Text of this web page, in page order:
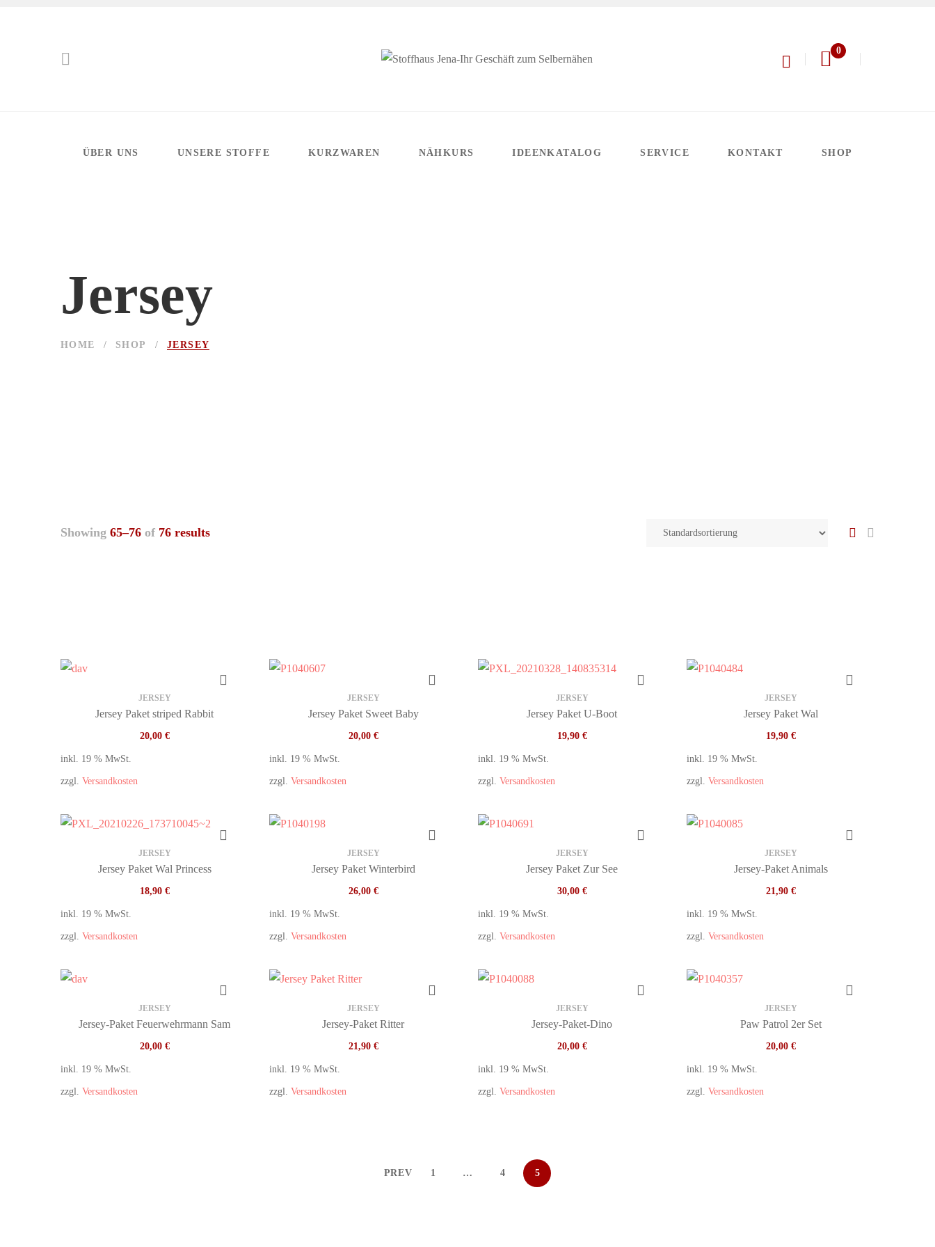
0
ÜBER UNS UNSERE STOFFE KURZWAREN NÄHKURS IDEENKATALOG SERVICE KONTAKT SHOP
Jersey
HOME / SHOP / JERSEY
Showing 65–76 of 76 results
JERSEY
Jersey Paket striped Rabbit
20,00 €
inkl. 19 % MwSt.
zzgl. Versandkosten
JERSEY
Jersey Paket Sweet Baby
20,00 €
inkl. 19 % MwSt.
zzgl. Versandkosten
JERSEY
Jersey Paket U-Boot
19,90 €
inkl. 19 % MwSt.
zzgl. Versandkosten
JERSEY
Jersey Paket Wal
19,90 €
inkl. 19 % MwSt.
zzgl. Versandkosten
JERSEY
Jersey Paket Wal Princess
18,90 €
inkl. 19 % MwSt.
zzgl. Versandkosten
JERSEY
Jersey Paket Winterbird
26,00 €
inkl. 19 % MwSt.
zzgl. Versandkosten
JERSEY
Jersey Paket Zur See
30,00 €
inkl. 19 % MwSt.
zzgl. Versandkosten
JERSEY
Jersey-Paket Animals
21,90 €
inkl. 19 % MwSt.
zzgl. Versandkosten
JERSEY
Jersey-Paket Feuerwehrmann Sam
20,00 €
inkl. 19 % MwSt.
zzgl. Versandkosten
JERSEY
Jersey-Paket Ritter
21,90 €
inkl. 19 % MwSt.
zzgl. Versandkosten
JERSEY
Jersey-Paket-Dino
20,00 €
inkl. 19 % MwSt.
zzgl. Versandkosten
JERSEY
Paw Patrol 2er Set
20,00 €
inkl. 19 % MwSt.
zzgl. Versandkosten
PREV 1 … 4 5